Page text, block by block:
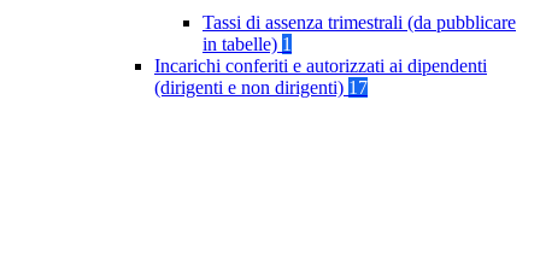
Tassi di assenza trimestrali (da pubblicare
in tabelle) 1
Incarichi conferiti e autorizzati ai dipendenti
(dirigenti e non dirigenti) 17